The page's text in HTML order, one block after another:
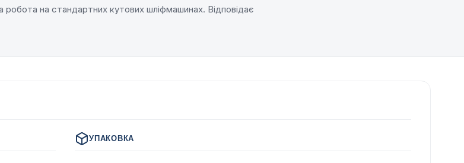
на стандартних кутових шліфмашинах. Відповідає
УПАКОВКА